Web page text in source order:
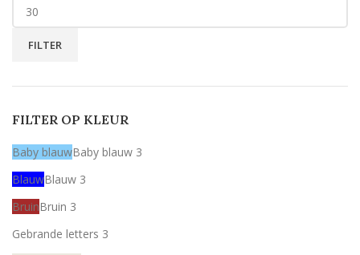
FILTER
FILTER OP KLEUR
Baby blauwBaby blauw 3
BlauwBlauw 3
BruinBruin 3
Gebrande letters 3